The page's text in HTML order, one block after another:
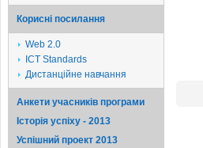
Корисні посилання
Web 2.0
ICT Standards
Дистанційне навчання
Анкети учасників програми
Історія успіху - 2013
Успішний проект 2013